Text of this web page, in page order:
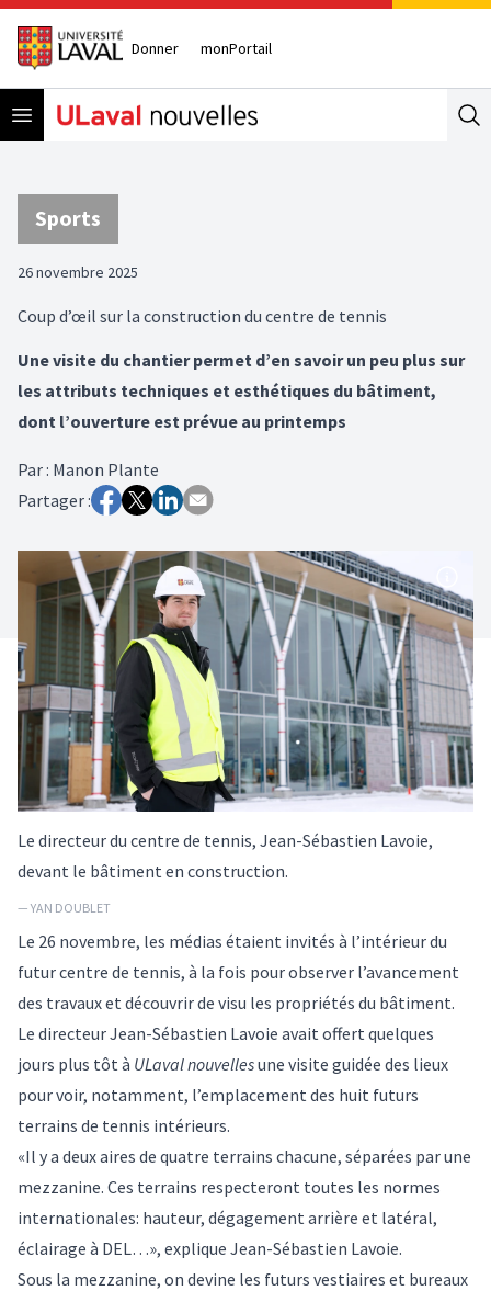
Donner monPortail
Open menu
Sports
26 novembre 2025
Coup d’œil sur la construction du centre de tennis
Une visite du chantier permet d’en savoir un peu plus sur
les attributs techniques et esthétiques du bâtiment,
dont l’ouverture est prévue au printemps
Par: Manon Plante
Partager :
Le directeur du centre de tennis, Jean-Sébastien Lavoie,
devant le bâtiment en construction.
— YAN DOUBLET
Le 26 novembre, les médias étaient invités à l’intérieur du
futur centre de tennis, à la fois pour observer l’avancement
des travaux et découvrir de visu les propriétés du bâtiment.
Le directeurJean-Sébastien Lavoie avait offert quelques
jours plus tôt à ULaval nouvellesune visite guidée des lieux
pour voir, notamment, l’emplacement des huit futurs
terrains de tennis intérieurs.
«Il y a deux aires de quatre terrains chacune, séparées par une
mezzanine. Ces terrains respecteront toutes les normes
internationales: hauteur, dégagement arrière et latéral,
éclairage à DEL…», explique Jean-Sébastien Lavoie.
Sous la mezzanine, on devine les futurs vestiaires et bureaux